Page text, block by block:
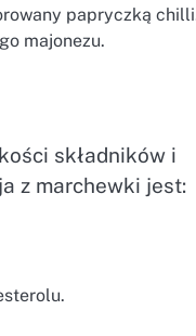
papryczką
majonezu.
składników i
z marchewki jest: